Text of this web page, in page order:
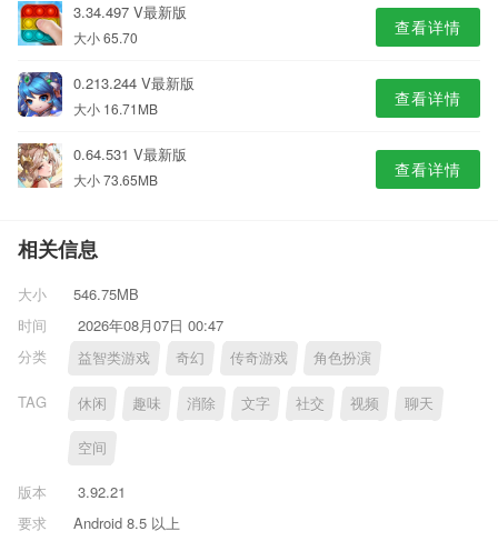
3.34.497 V最新版
大小 65.70 查看详情
0.213.244 V最新版
大小 16.71MB 查看详情
0.64.531 V最新版
大小 73.65MB 查看详情
相关信息
大小
546.75MB
时间
2026年08月07日 00:47
分类
益智类游戏 奇幻 传奇游戏 角色扮演
TAG 休闲 趣味 消除 文字 社交 视频 聊天
空间
版本
3.92.21
要求
Android 8.5 以上